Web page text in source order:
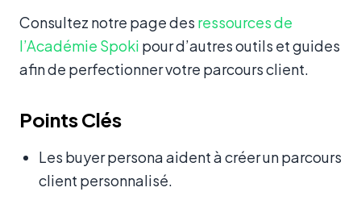
Consultez notre page des ressources de
l’Académie Spoki pour d’autres outils et guides
afin de perfectionner votre parcours client.
Points Clés
Les buyer persona aident à créer un parcours
client personnalisé.